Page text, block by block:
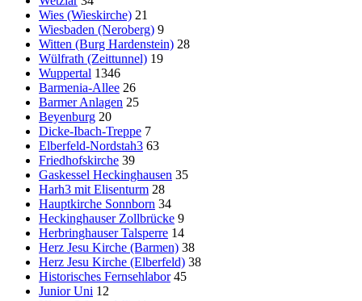
Wies (Wieskirche) 21
Wiesbaden (Neroberg) 9
Witten (Burg Hardenstein) 28
Wülfrath (Zeittunnel) 19
Wuppertal 1346
Barmenia-Allee 26
Barmer Anlagen 25
Beyenburg 20
Dicke-Ibach-Treppe 7
Elberfeld-Nordstah3 63
Friedhofskirche 39
Gaskessel Heckinghausen 35
Harh3 mit Elisenturm 28
Hauptkirche Sonnborn 34
Heckinghauser Zollbrücke 9
Herbringhauser Talsperre 14
Herz Jesu Kirche (Barmen) 38
Herz Jesu Kirche (Elberfeld) 38
Historisches Fernsehlabor 45
Junior Uni 12